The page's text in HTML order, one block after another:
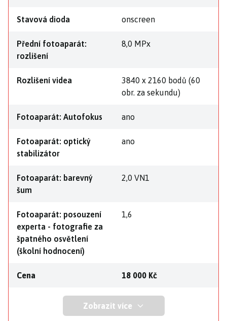
Stavová dioda onscreen
Přední fotoaparát:
rozlišení
8,0 MPx
Rozlišení videa
3840 x 2160 bodů (60
obr. za sekundu)
Fotoaparát: Autofokus ano
Fotoaparát: optický
stabilizátor
ano
Fotoaparát: barevný
šum
2,0 VN1
Fotoaparát: posouzení
experta - fotografie za
špatného osvětlení
(školní hodnocení)
1,6
Cena 18 000 Kč
Zobrazit více